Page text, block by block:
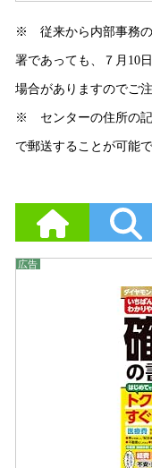
※ 従来から内部事務の
署であっても、７月10
場合がありますのでご
※ センターの住所の記
で郵送することが可能で